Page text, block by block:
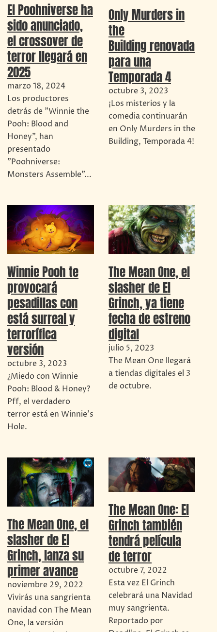
El Poohniverse ha
sido anunciado,
el crossover de
terror llegará en
2025
marzo 18, 2024
Los productores
detrás de "Winnie the
Pooh: Blood and
Honey", han
presentado
"Poohniverse:
Monsters Assemble"...
Only Murders in
the
Building renovada
para una
Temporada 4
octubre 3, 2023
¡Los misterios y la
comedia continuarán
en Only Murders in the
Building, Temporada 4!
Winnie Pooh te
provocará
pesadillas con
está surreal y
terrorífica
versión
octubre 3, 2023
¿Miedo con Winnie
Pooh: Blood & Honey?
Pff, el verdadero
terror está en Winnie's
Hole.
The Mean One, el
slasher de El
Grinch, ya tiene
fecha de estreno
digital
julio 5, 2023
The Mean One llegará
a tiendas digitales el 3
de octubre.
The Mean One, el
slasher de El
Grinch, lanza su
primer avance
noviembre 29, 2022
Vivirás una sangrienta
navidad con The Mean
One, la versión
The Mean One: El
Grinch también
tendrá película
de terror
octubre 7, 2022
Esta vez El Grinch
celebrará una Navidad
muy sangrienta.
Reportado por